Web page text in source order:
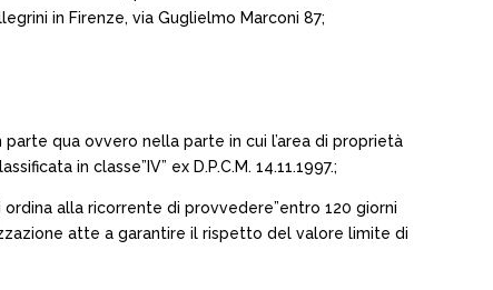
in Firenze, via Guglielmo Marconi 87;
qua ovvero nella parte in cui l’area di proprietà
in classe”IV” ex D.P.C.M. 14.11.1997.;
alla ricorrente di provvedere”entro 120 giorni
atte a garantire il rispetto del valore limite di